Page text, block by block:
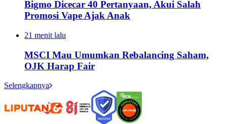
Bigmo Dicecar 40 Pertanyaan, Akui Salah
Promosi Vape Ajak Anak
21 menit lalu
MSCI Mau Umumkan Rebalancing Saham,
OJK Harap Fair
Selengkapnya